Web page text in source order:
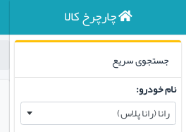
چارچرخ کالا
جستجوی سریع
نام خودرو:
رانا (رانا پلاس)